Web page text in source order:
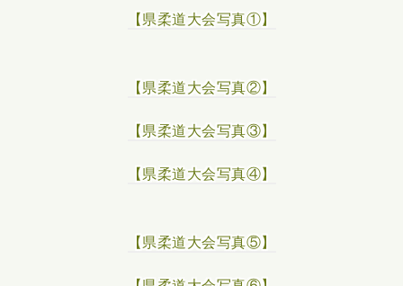
【県柔道大会写真①】
【県柔道大会写真②】
【県柔道大会写真③】
【県柔道大会写真④】
【県柔道大会写真⑤】